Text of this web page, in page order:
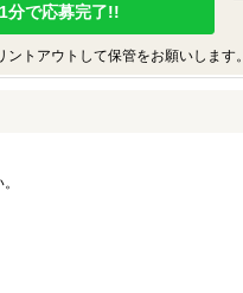
1分で応募完了!!
トアウトして保管をお願いします。